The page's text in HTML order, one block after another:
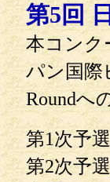
第5回
本コンク
パン国際
Roundへ
第1次予
第2次予